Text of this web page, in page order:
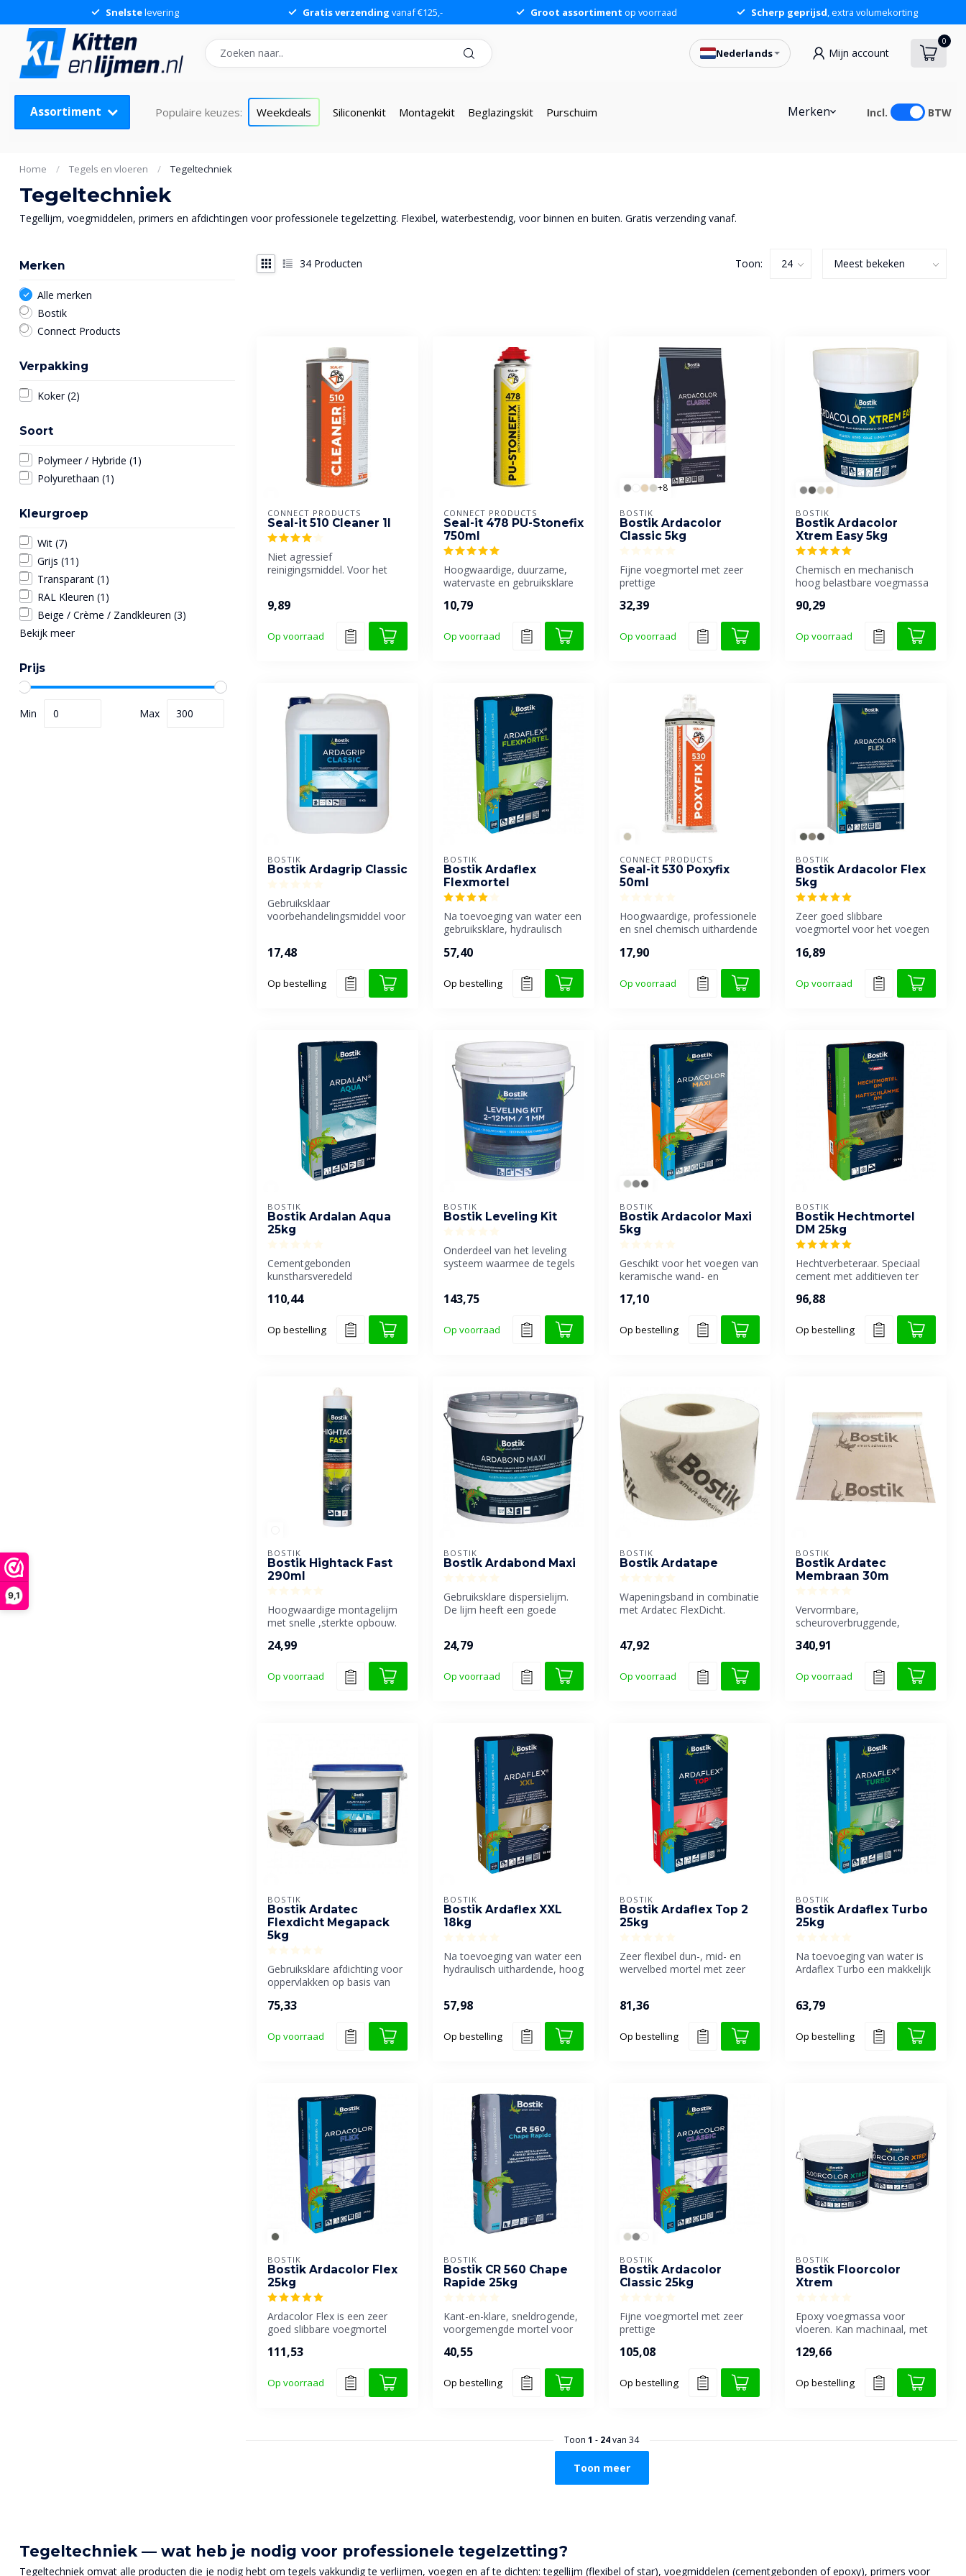
9,1
Snelstelevering Gratis verzending vanaf €125,- Groot assortiment op voorraad Scherp geprijsd, extra volumekorting
Nederlands Mijn account
0
Assortiment Populaire keuzes: Weekdeals Siliconenkit Montagekit Beglazingskit Purschuim Merken Incl. BTW
Home / Tegels en vloeren / Tegeltechniek
Tegeltechniek
Tegellijm, voegmiddelen, primers en afdichtingen voor professionele tegelzetting. Flexibel, waterbestendig, voor binnen en buiten. Gratis verzending vanaf.
Merken
Alle merken
Bostik
Connect Products
Verpakking
Koker(2)
Soort
Polymeer / Hybride (1)
Polyurethaan (1)
Kleurgroep
Wit (7)
Grijs (11)
Transparant (1)
RAL Kleuren (1)
Beige / Crème / Zandkleuren (3)
Bekijk meer
Prijs
Min Max
34 Producten Toon:
CONNECT PRODUCTS
Seal-it 510 Cleaner 1l
Niet agressief
reinigingsmiddel. Voor het
9,89
Op voorraad
CONNECT PRODUCTS
Seal-it 478 PU-Stonefix
750ml
Hoogwaardige, duurzame,
watervaste en gebruiksklare
10,79
Op voorraad
+8
BOSTIK
Bostik Ardacolor
Classic 5kg
Fijne voegmortel met zeer
prettige
Geschikt voor het m...
32,39
Op voorraad
BOSTIK
Bostik Ardacolor
Xtrem Easy 5kg
Chemisch en mechanisch
hoog belastbare voegmassa
vloert...
90,29
Op voorraad
BOSTIK
Bostik Ardagrip Classic
Gebruiksklaar
voorbehandelingsmiddel voor
17,48
Op bestelling
BOSTIK
Bostik Ardaflex
Flexmortel
Na toevoeging van water een
gebruiksklare, hydraulisch
57,40
Op bestelling
CONNECT PRODUCTS
Seal-it 530 Poxyfix
50ml
Hoogwaardige, professionele
en snel chemisch uithardende
17,90
Op voorraad
BOSTIK
Bostik Ardacolor Flex
5kg
Zeer goed slibbare
voegmortel voor het voegen
vloerbekle...
16,89
Op voorraad
BOSTIK
Bostik Ardalan Aqua
25kg
Cementgebonden
kunstharsveredeld
toevoeging van kwartszand...
110,44
Op bestelling
BOSTIK
Bostik Leveling Kit
Onderdeel van het leveling
systeem waarmee de tegels
143,75
Op voorraad
BOSTIK
Bostik Ardacolor Maxi
5kg
Geschikt voor het voegen van
keramische wand- en
porcellanato ...
17,10
Op bestelling
BOSTIK
Bostik Hechtmortel
DM 25kg
Hechtverbeteraar. Speciaal
cement met additieven ter
96,88
Op bestelling
BOSTIK
Bostik Hightack Fast
290ml
Hoogwaardige montagelijm
met snelle ,sterkte opbouw.
24,99
Op voorraad
BOSTIK
Bostik Ardabond Maxi
Gebruiksklare dispersielijm.
De lijm heeft een goede
24,79
Op voorraad
BOSTIK
Bostik Ardatape
Wapeningsband in combinatie
met Ardatec FlexDicht.
47,92
Op voorraad
BOSTIK
Bostik Ardatec
Membraan 30m
Vervormbare,
scheuroverbruggende,
waterdoorlatende afdicht...
340,91
Op voorraad
BOSTIK
Bostik Ardatec
Flexdicht Megapack
5kg
Gebruiksklare afdichting voor
oppervlakken op basis van
75,33
Op voorraad
BOSTIK
Bostik Ardaflex XXL
18kg
Na toevoeging van water een
hydraulisch uithardende, hoog
57,98
Op bestelling
BOSTIK
Bostik Ardaflex Top 2
25kg
Zeer flexibel dun-, mid- en
wervelbed mortel met zeer
81,36
Op bestelling
BOSTIK
Bostik Ardaflex Turbo
25kg
Na toevoeging van water is
Ardaflex Turbo een makkelijk
63,79
Op bestelling
BOSTIK
Bostik Ardacolor Flex
25kg
Ardacolor Flex is een zeer
goed slibbare voegmortel
keramisc...
111,53
Op voorraad
BOSTIK
Bostik CR 560 Chape
Rapide 25kg
Kant-en-klare, sneldrogende,
voorgemengde mortel voor
40,55
Op bestelling
BOSTIK
Bostik Ardacolor
Classic 25kg
Fijne voegmortel met zeer
prettige
Geschikt voor het m...
105,08
Op bestelling
BOSTIK
Bostik Floorcolor
Xtrem
Epoxy voegmassa voor
vloeren. Kan machinaal, met
aan...
129,66
Op bestelling
Toon 1 - 24van 34
Toon meer
Tegeltechniek — wat heb je nodig voor professionele tegelzetting?
Tegeltechniek omvat alle producten die je nodig hebt om tegels vakkundig te verlijmen, voegen en af te dichten: tegellijm (flexibel of star), voegmiddelen (cementgebonden of epoxy), primers voor